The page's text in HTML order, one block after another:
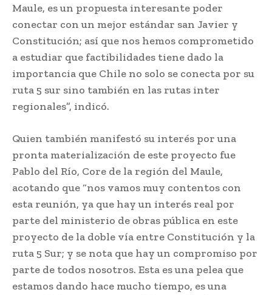
Maule, es un propuesta interesante poder
conectar con un mejor estándar san Javier y
Constitución; así que nos hemos comprometido
a estudiar que factibilidades tiene dado la
importancia que Chile no solo se conecta por su
ruta 5 sur sino también en las rutas inter
regionales”, indicó.
Quien también manifestó su interés por una
pronta materialización de este proyecto fue
Pablo del Río, Core de la región del Maule,
acotando que “nos vamos muy contentos con
esta reunión, ya que hay un interés real por
parte del ministerio de obras pública en este
proyecto de la doble vía entre Constitución y la
ruta 5 Sur; y se nota que hay un compromiso por
parte de todos nosotros. Esta es una pelea que
estamos dando hace mucho tiempo, es una